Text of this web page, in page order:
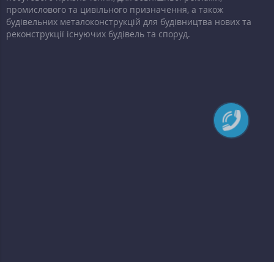
промислового та цивільного призначення, а також
будівельних металоконструкцій для будівництва нових та
реконструкції існуючих будівель та споруд.